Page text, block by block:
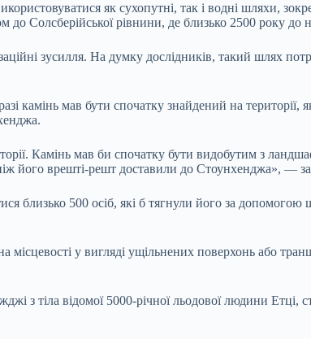
як сухопутні, так і водні шляхи,
до Солсберійської рівнини, де близько 2500 року
зусилля. На думку дослідників, такий шлях
камінь мав бути спочатку знайдений на території,
Камінь мав би спочатку бути видобутим з
його врешті-решт доставили до Стоунхенджа», —
близько 500 осіб, які б тягнули його за
у вигляді ущільнених поверхонь або
з тіла відомої 5000-річної льодової людини Етці,